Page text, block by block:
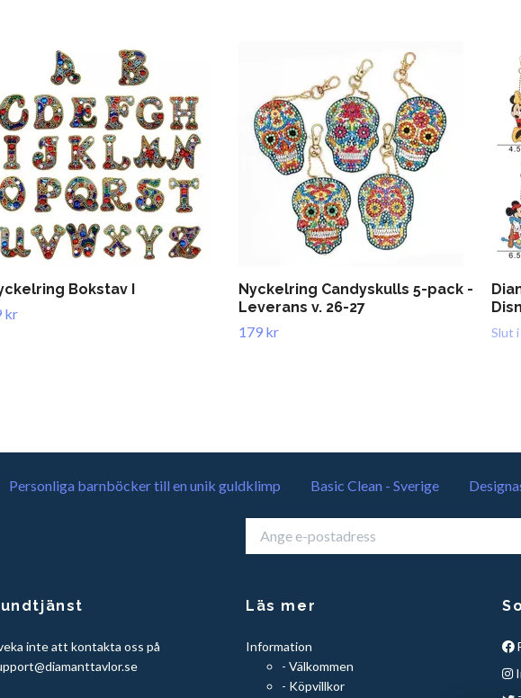
Bokstav I
kr
Nyckelring Candyskulls 5-pack -
Leverans v. 26-27
179 kr
Slut
Personliga barnböcker till en unik guldklimp Basic Clean - Sverige
inte att kontakta oss på
Läs mer
Information
- Välkommen
- Köpvillkor